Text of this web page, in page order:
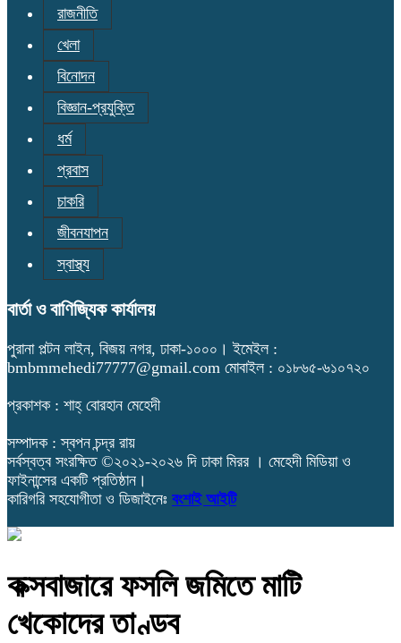
রাজনীতি
খেলা
বিনোদন
বিজ্ঞান-প্রযুক্তি
ধর্ম
প্রবাস
চাকরি
জীবনযাপন
স্বাস্থ্য
বার্তা ও বাণিজ্যিক কার্যালয়
পুরানা পল্টন লাইন, বিজয় নগর, ঢাকা-১০০০। ইমেইল :
bmbmmehedi77777@gmail.com মোবাইল : ০১৮৬৫-৬১০৭২০
প্রকাশক : শাহ্ বোরহান মেহেদী
সম্পাদক : স্বপন চন্দ্র রায়
সর্বস্বত্ব সংরক্ষিত ©২০২১-২০২৬ দি ঢাকা মিরর । মেহেদী মিডিয়া ও
ফাইনান্সের একটি প্রতিষ্ঠান।
কারিগরি সহযোগীতা ও ডিজাইনেঃ বংশাই আইটি
কক্সবাজারে ফসলি জমিতে মাটি
খেকোদের তাণ্ডব